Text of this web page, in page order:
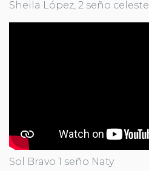
Sheila López, 2 seño celeste
Sol Bravo 1 seño Naty